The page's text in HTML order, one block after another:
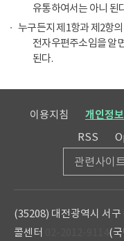
유통하여서는 아니 된
누구든지 제1항과 제2항
전자우편주소임을 알
된다.
이용지침 개인정
RSS
관련사이
(35208) 대전광역시 서
콜센터
(